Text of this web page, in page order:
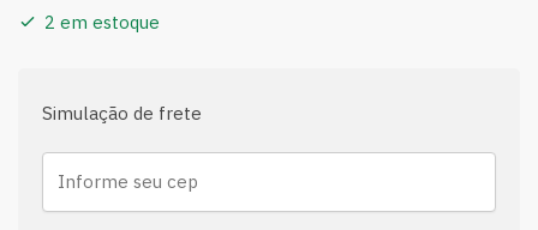
2 em estoque
Simulação de frete